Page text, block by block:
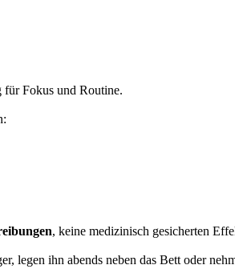
Fokus und Routine.
, keine medizinisch gesicherten
legen ihn abends neben das Bett oder